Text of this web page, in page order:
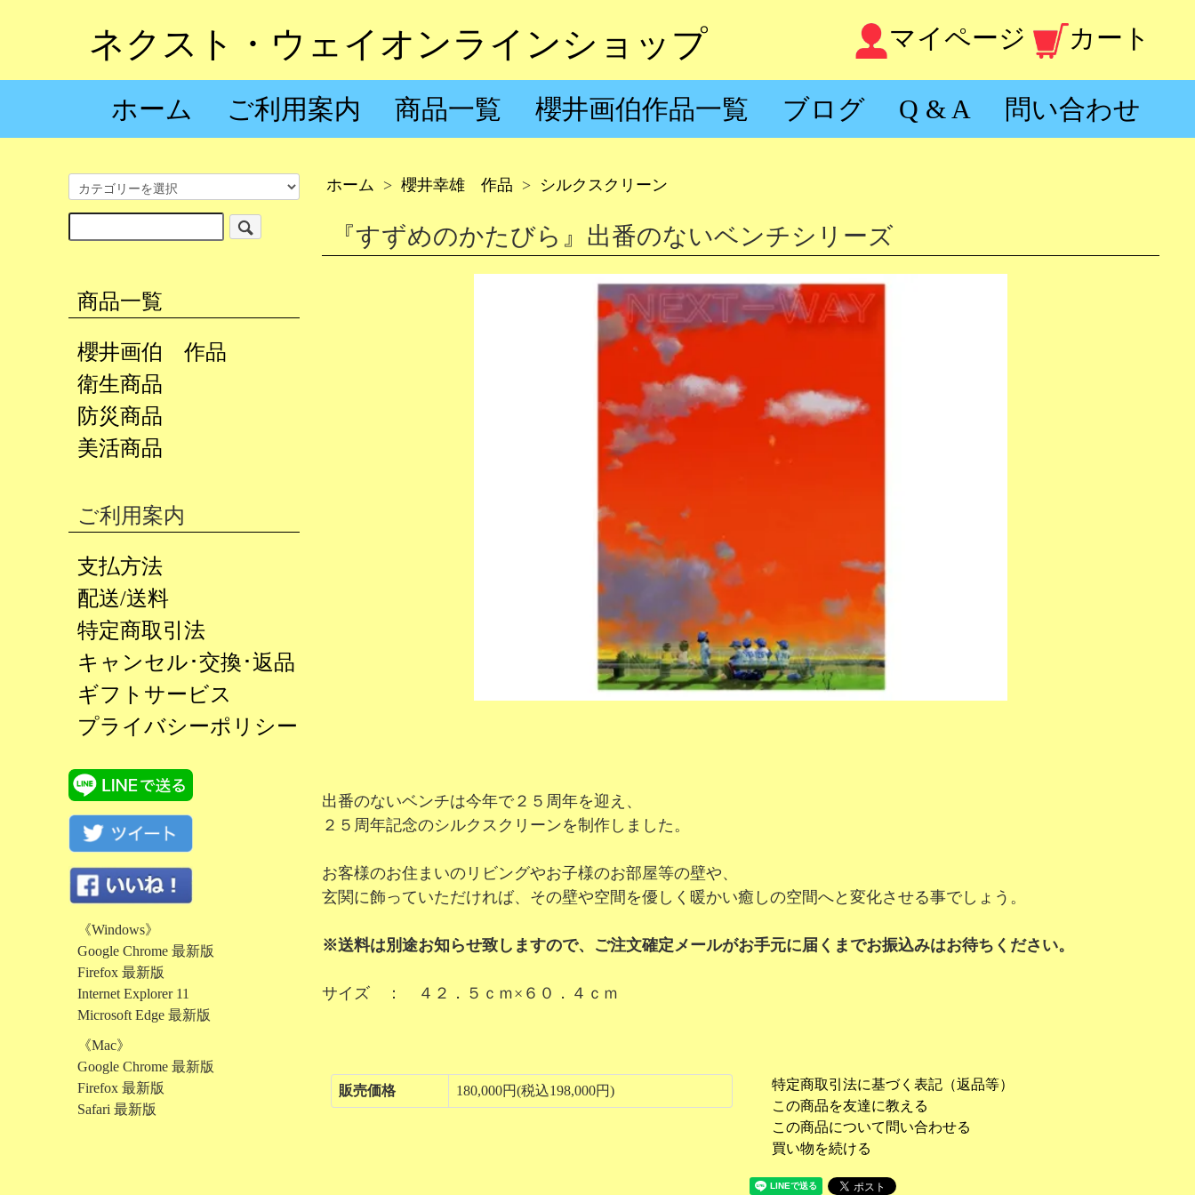
マイページ カート
ネクスト・ウェイオンラインショップ
ホーム ご利用案内 商品一覧 櫻井画伯作品一覧 ブログ Q & A 問い合わせ
ホーム > 櫻井幸雄 作品 > シルクスクリーン
『すずめのかたびら』出番のないベンチシリーズ
出番のないベンチは今年で２５周年を迎え、
２５周年記念のシルクスクリーンを制作しました。
お客様のお住まいのリビングやお子様のお部屋等の壁や、
玄関に飾っていただければ、その壁や空間を優しく暖かい癒しの空間へと変化させる事でしょう。
※送料は別途お知らせ致しますので、ご注文確定メールがお手元に届くまでお振込みはお待ちください。
サイズ ： ４２．５ｃｍ×６０．４ｃｍ
販売価格 180,000円(税込198,000円)
特定商取引法に基づく表記（返品等）
この商品を友達に教える
この商品について問い合わせる
買い物を続ける
商品一覧
櫻井画伯 作品
衛生商品
防災商品
美活商品
ご利用案内
支払方法
配送/送料
特定商取引法
キャンセル･交換･返品
ギフトサービス
プライバシーポリシー
《Windows》
Google Chrome 最新版
Firefox 最新版
Internet Explorer 11
Microsoft Edge 最新版
《Mac》
Google Chrome 最新版
Firefox 最新版
Safari 最新版